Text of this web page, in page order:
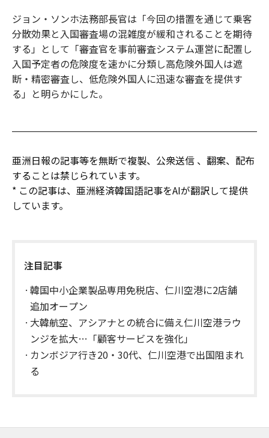
ジョン・ソンホ法務部長官は「今回の措置を通じて乗客
分散効果と入国審査場の混雑度が緩和されることを期待
する」として「審査官を事前審査システム運営に配置し
入国予定者の危険度を速かに分類し高危険外国人は遮
断・精密審査し、低危険外国人に迅速な審査を提供す
る」と明らかにした。
亜洲日報の記事等を無断で複製、公衆送信 、翻案、配布
することは禁じられています。
* この記事は、亜洲経済韓国語記事をAIが翻訳して提供
しています。
注目記事
韓国中小企業製品専用免税店、仁川空港に2店舗
追加オープン
大韓航空、アシアナとの統合に備え仁川空港ラウ
ンジを拡大…「顧客サービスを強化」
カンボジア行き20・30代、仁川空港で出国阻まれ
る